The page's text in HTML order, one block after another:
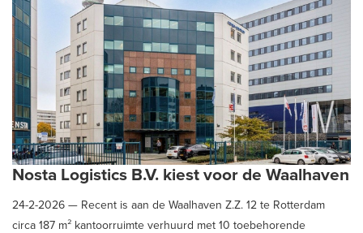
Nosta Logistics B.V. kiest voor de Waalhaven
24-2-2026 — Recent is aan de Waalhaven Z.Z. 12 te Rotterdam
circa 187 m² kantoorruimte verhuurd met 10 toebehorende